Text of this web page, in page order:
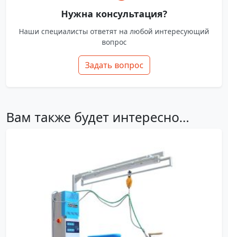
Нужна консультация?
Наши специалисты ответят на любой интересующий
вопрос
Задать вопрос
Вам также будет интересно…
электричество